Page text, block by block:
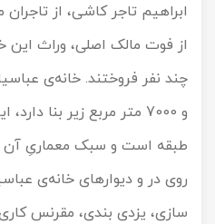
ابراهیم تاجر کاشی، از
از فوت مالک اصلی، وراث این
طبقه است و سبک معماریِ آن
روی در و دیوارهای خانه‌ی
سازی، یزدی بندی، مقرنس